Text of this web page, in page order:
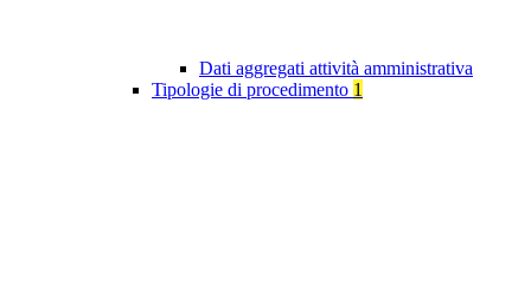
Dati aggregati attività amministrativa
Tipologie di procedimento 1